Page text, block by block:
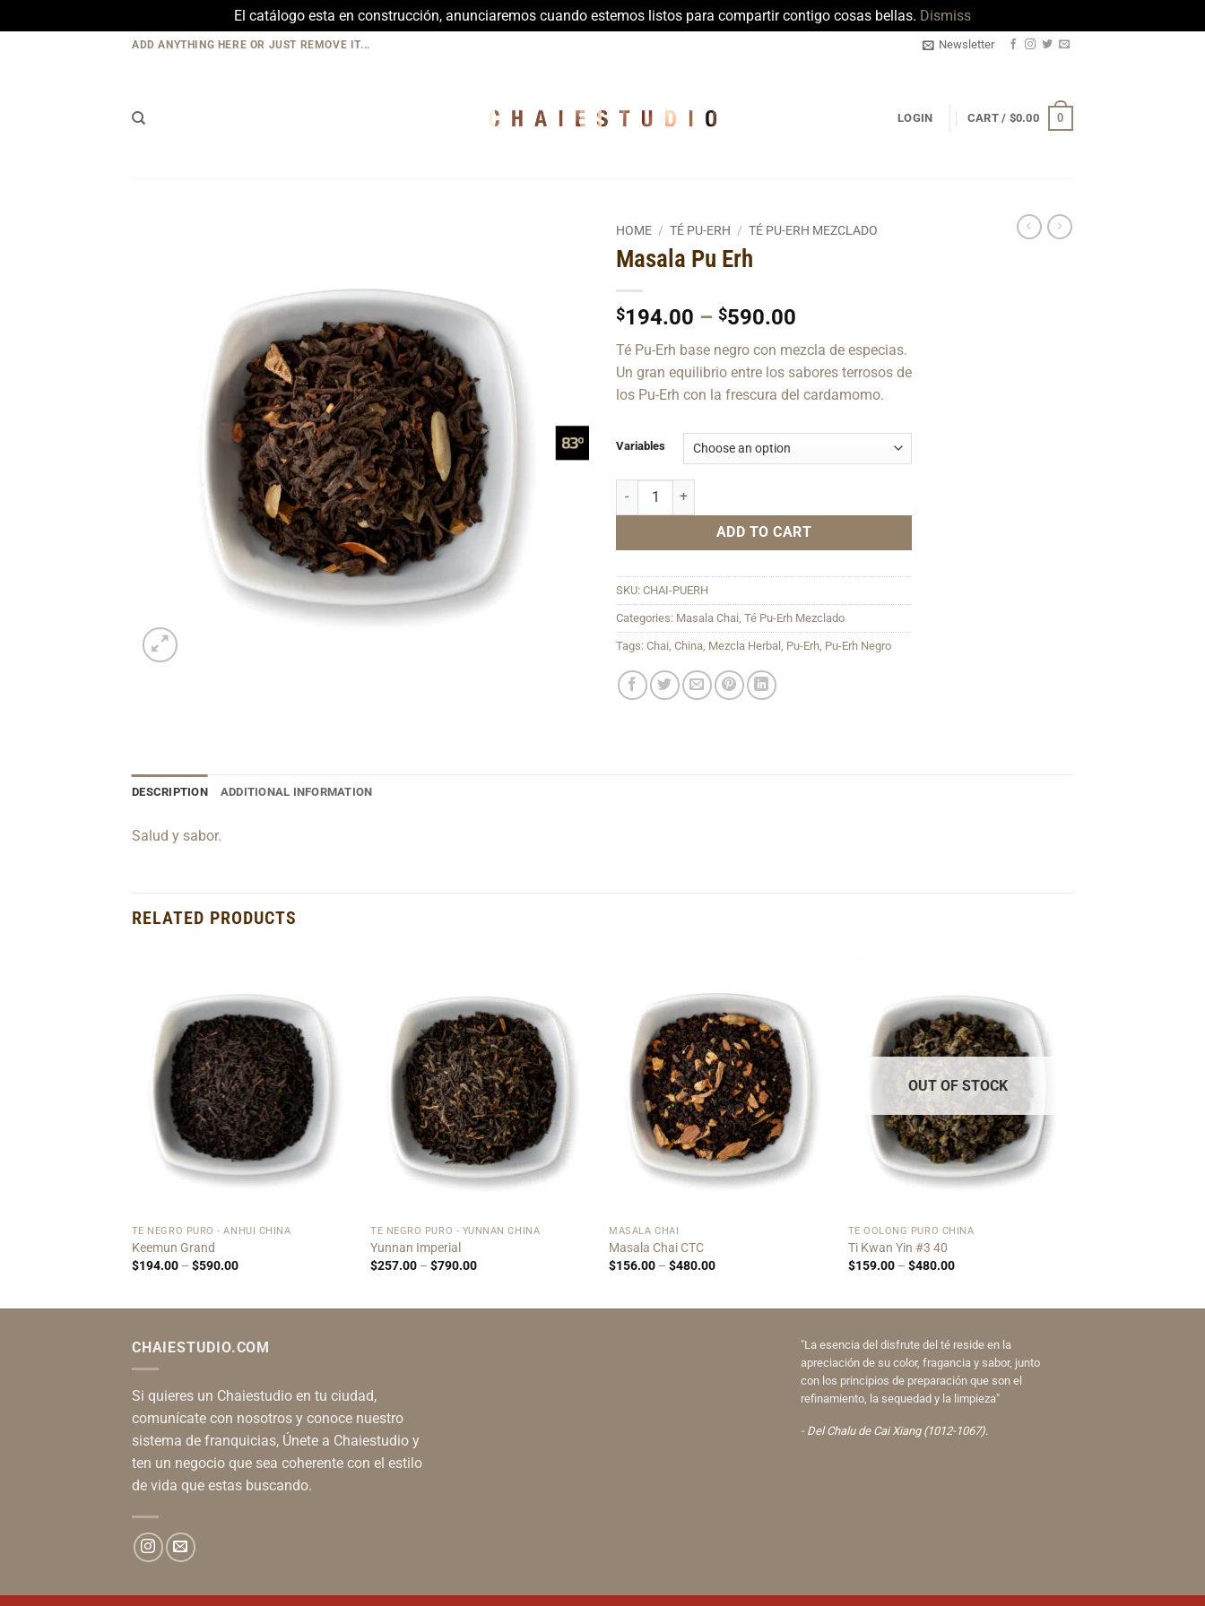
El catálogo esta en construcción, anunciaremos cuando estemos listos para compartir contigo cosas bellas. Dismiss
ADD ANYTHING HERE OR JUST REMOVE IT... Newsletter
LOGIN CART / $0.00 0
HOME / TÉ PU-ERH / TÉ PU-ERH MEZCLADO
Masala Pu Erh
$194.00 – $590.00
range:
$194.00
through
$590.00
Té Pu-Erh base negro con mezcla de especias.
Un gran equilibrio entre los sabores terrosos de
los Pu-Erh con la frescura del cardamomo.
Variables
Masala Pu Erh quantity
ADD TO CART
SKU: CHAI-PUERH
Categories: Masala Chai Té Pu-Erh Mezclado
Tags: Chai China Mezcla Herbal Pu-Erh Pu-Erh Negro
DESCRIPTION ADDITIONAL INFORMATION
Salud y sabor.
RELATED PRODUCTS
Add to
Wishlist
TÉ NEGRO PURO - ANHUI CHINA
Keemun Grand
$194.00 – $590.00Price
Wishlist
TÉ NEGRO PURO - YUNNAN CHINA
Yunnan Imperial
$257.00 – $790.00Price
Add to
Wishlist
MASALA CHAI
Masala Chai CTC
$156.00 – $480.00Price
Wishlist
OUT OF STOCK
TÉ OOLONG PURO CHINA
Ti Kwan Yin #3 40
$159.00 – $480.00Price
CHAIESTUDIO.COM
Si quieres un Chaiestudio en tu ciudad,
comunícate con nosotros y conoce nuestro
sistema de franquicias, Únete a Chaiestudio y
ten un negocio que sea coherente con el estilo
de vida que estas buscando.
"La esencia del disfrute del té reside en la
apreciación de su color, fragancia y sabor, junto
con los principios de preparación que son el
refinamiento, la sequedad y la limpieza"
- Del Chalu de Cai Xiang (1012-1067).